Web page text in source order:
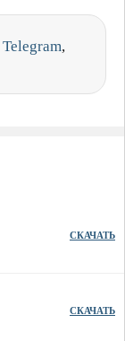
Telegram,
СКАЧАТЬ
СКАЧАТЬ